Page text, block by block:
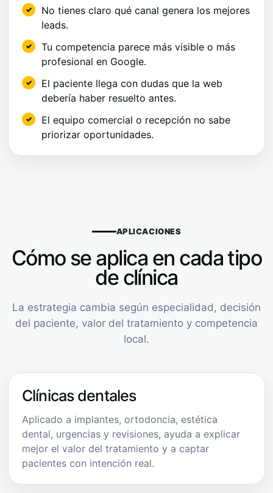
No tienes claro qué canal genera los mejores
leads.
Tu competencia parece más visible o más
profesional en Google.
El paciente llega con dudas que la web
debería haber resuelto antes.
El equipo comercial o recepción no sabe
priorizar oportunidades.
APLICACIONES
Cómo se aplica en cada tipo
de clínica
La estrategia cambia según especialidad, decisión
del paciente, valor del tratamiento y competencia
local.
Clínicas dentales
Aplicado a implantes, ortodoncia, estética
dental, urgencias y revisiones, ayuda a explicar
mejor el valor del tratamiento y a captar
pacientes con intención real.